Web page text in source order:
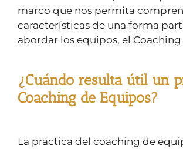
marco que nos permita
características de una forma
abordar los equipos, el
¿Cuándo resulta útil un
Coaching de Equipos?
La práctica del coaching de